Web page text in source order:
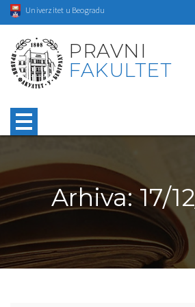
Univerzitet u Beogradu
PRAVNI
FAKULTET
Arhiva: 17/